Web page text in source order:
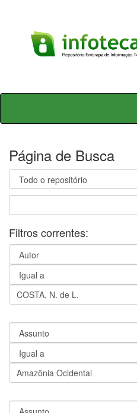
Skip
Página de Busca
Filtros correntes: